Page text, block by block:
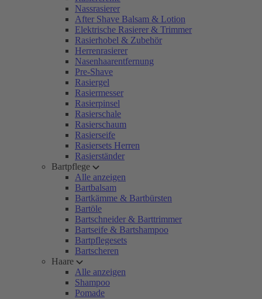
Nassrasierer
After Shave Balsam & Lotion
Elektrische Rasierer & Trimmer
Rasierhobel & Zubehör
Herrenrasierer
Nasenhaarentfernung
Pre-Shave
Rasiergel
Rasiermesser
Rasierpinsel
Rasierschale
Rasierschaum
Rasierseife
Rasiersets Herren
Rasierständer
Bartpflege
Alle anzeigen
Bartbalsam
Bartkämme & Bartbürsten
Bartöle
Bartschneider & Barttrimmer
Bartseife & Bartshampoo
Bartpflegesets
Bartscheren
Haare
Alle anzeigen
Shampoo
Pomade